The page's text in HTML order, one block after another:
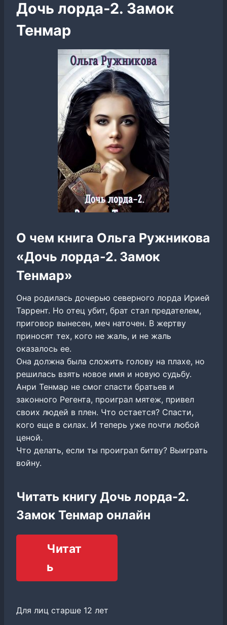
Дочь лорда-2. Замок
Тенмар
О чем книга Ольга Ружникова
«Дочь лорда-2. Замок
Тенмар»
Она родилась дочерью северного лорда Ирией
Таррент. Но отец убит, брат стал предателем,
приговор вынесен, меч наточен. В жертву
приносят тех, кого не жаль, и не жаль
оказалось ее.
Она должна была сложить голову на плахе, но
решилась взять новое имя и новую судьбу.
Анри Тенмар не смог спасти братьев и
законного Регента, проиграл мятеж, привел
своих людей в плен. Что остается? Спасти,
кого еще в силах. И теперь уже почти любой
ценой.
Что делать, если ты проиграл битву? Выиграть
войну.
Читать книгу Дочь лорда-2.
Замок Тенмар онлайн
Читат
ь
Для лиц старше 12 лет